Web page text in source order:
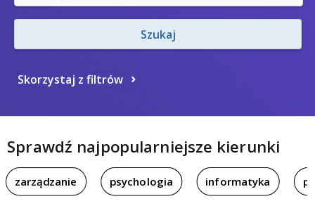
Szukaj
Skorzystaj z filtrów
Sprawdź najpopularniejsze kierunki
zarządzanie psychologia informatyka